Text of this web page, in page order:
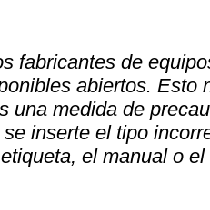
fabricantes de
abiertos. Esto
una medida de
inserte el tipo
el manual o